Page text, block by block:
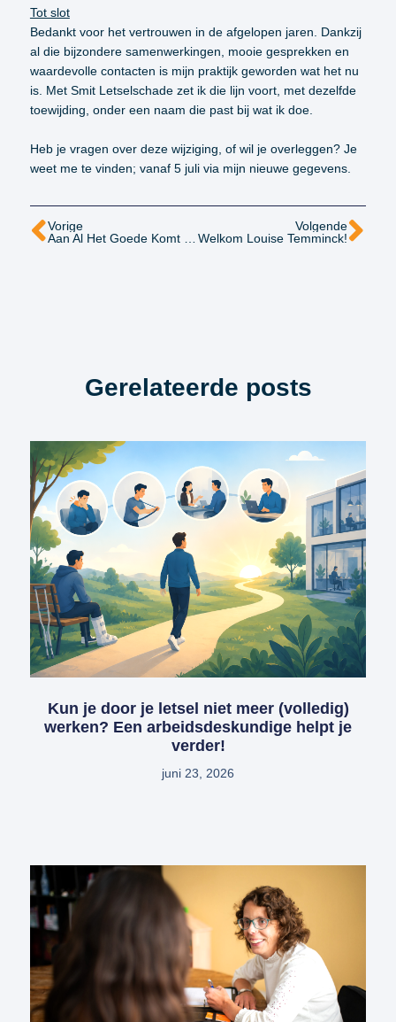
Tot slot
Bedankt voor het vertrouwen in de afgelopen jaren. Dankzij
al die bijzondere samenwerkingen, mooie gesprekken en
waardevolle contacten is mijn praktijk geworden wat het nu
is. Met Smit Letselschade zet ik die lijn voort, met dezelfde
toewijding, onder een naam die past bij wat ik doe.
Heb je vragen over deze wijziging, of wil je overleggen? Je
weet me te vinden; vanaf 5 juli via mijn nieuwe gegevens.
Vorige
Aan Al Het Goede Komt Een Einde: Afscheid Van Maaike Atsma
Volgende
Welkom Louise Temminck!
Gerelateerde posts
Kun je door je letsel niet meer (volledig)
werken? Een arbeidsdeskundige helpt je
verder!
juni 23, 2026